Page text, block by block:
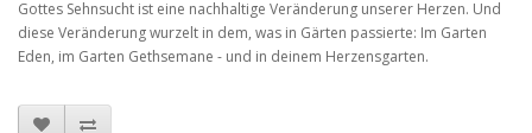
Gottes Sehnsucht ist eine nachhaltige Veränderung unserer Herzen. Und
diese Veränderung wurzelt in dem, was in Gärten passierte: Im Garten
Eden, im Garten Gethsemane - und in deinem Herzensgarten.